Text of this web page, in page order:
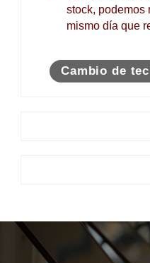
stock, podemos
mismo día que
Cambio de